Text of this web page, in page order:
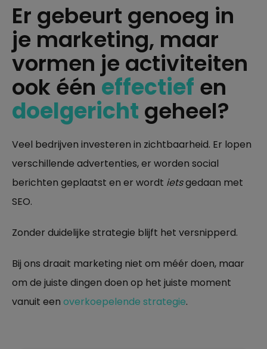
Er gebeurt genoeg in
je marketing, maar
vormen je activiteiten
ook één effectief en
doelgericht geheel?
Veel bedrijven investeren in zichtbaarheid. Er lopen
verschillende advertenties, er worden social
berichten geplaatst en er wordt ietsgedaan met
SEO.
Zonder duidelijke strategie blijft het versnipperd.
Bij ons draait marketing niet om méér doen, maar
om de juiste dingen doen op het juiste moment
vanuit een overkoepelende strategie.